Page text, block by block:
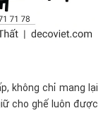
không chỉ mang lại
cho ghế luôn được